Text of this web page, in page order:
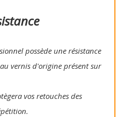
possède une résistance
vernis d'origine présent sur
vos retouches des